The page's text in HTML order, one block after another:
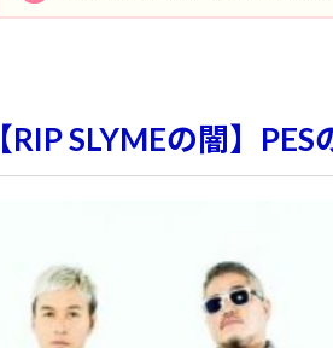
【RIP SLYMEの闇】